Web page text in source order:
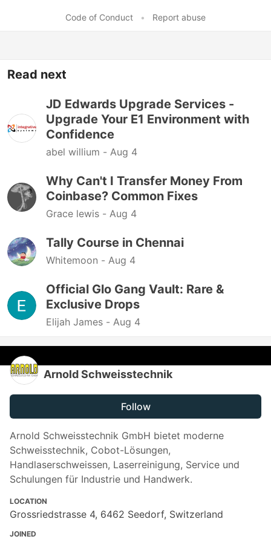
Code of Conduct • Report abuse
Read next
JD Edwards Upgrade Services -
Upgrade Your E1 Environment with
Confidence
abel willium - Aug 4
Why Can't I Transfer Money From
Coinbase? Common Fixes
Grace lewis - Aug 4
Tally Course in Chennai
Whitemoon - Aug 4
Official Glo Gang Vault: Rare &
Exclusive Drops
Elijah James - Aug 4
Arnold Schweisstechnik
Follow
Arnold Schweisstechnik GmbH bietet moderne
Schweisstechnik, Cobot-Lösungen,
Handlaserschweissen, Laserreinigung, Service und
Schulungen für Industrie und Handwerk.
LOCATION
Grossriedstrasse 4, 6462 Seedorf, Switzerland
JOINED